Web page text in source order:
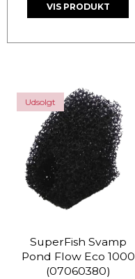
VIS PRODUKT
Udsolgt
SuperFish Svamp
Pond Flow Eco 1000
(07060380)